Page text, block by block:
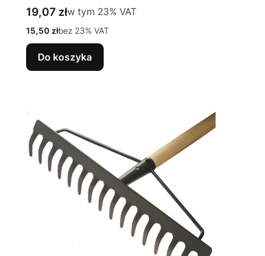
Cena brutto
19,07 złw tym %s VAT
w tym 23% VAT
Cena netto
15,50 złbez 23% VAT
Do koszyka